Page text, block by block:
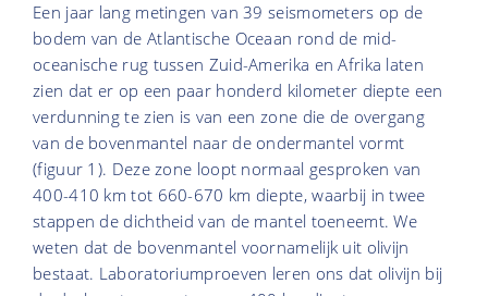
Een jaar lang metingen van 39 seismometers op de
bodem van de Atlantische Oceaan rond de mid-
oceanische rug tussen Zuid-Amerika en Afrika laten
zien dat er op een paar honderd kilometer diepte een
verdunning te zien is van een zone die de overgang
van de bovenmantel naar de ondermantel vormt
(figuur 1). Deze zone loopt normaal gesproken van
400-410 km tot 660-670 km diepte, waarbij in twee
stappen de dichtheid van de mantel toeneemt. We
weten dat de bovenmantel voornamelijk uit olivijn
bestaat. Laboratoriumproeven leren ons dat olivijn bij